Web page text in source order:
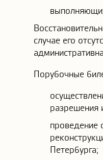
случае его
Порубочные
разрешения
проведение
Петербурга;